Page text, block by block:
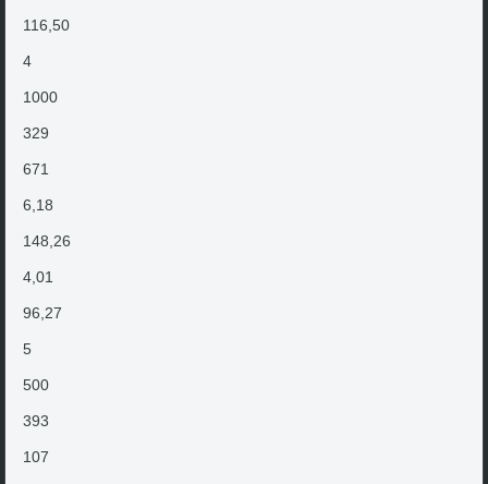
116,50
4
1000
329
671
6,18
148,26
4,01
96,27
5
500
393
107